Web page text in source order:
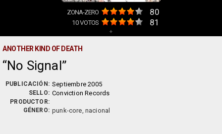
ZONA-ZERO 80
10VOTOS 81
+
ANOTHER KIND OF DEATH
No Signal
PUBLICACIÓN: Septiembre 2005
SELLO: Conviction Records
PRODUCTOR:
GÉNERO: punk-core, nacional